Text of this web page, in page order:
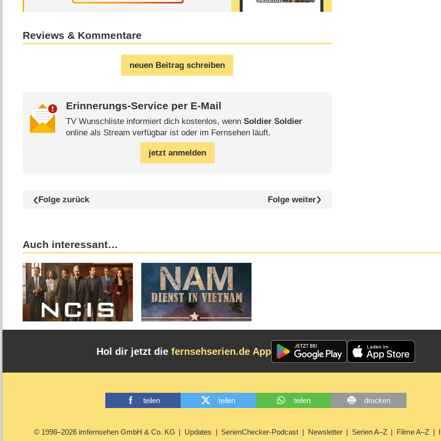
Reviews & Kommentare
neuen Beitrag schreiben
Erinnerungs-Service per E-Mail
TV Wunschliste informiert dich kostenlos, wenn Soldier Soldier
online als Stream verfügbar ist oder im Fernsehen läuft.
jetzt anmelden
Folge zurück Folge weiter
Auch interessant…
Hol dir jetzt die fernsehserien.de App
teilen teilen teilen drucken
© 1998–2026 imfernsehen GmbH & Co. KG Updates SerienChecker-Podcast Newsletter Serien A–Z Filme A–Z